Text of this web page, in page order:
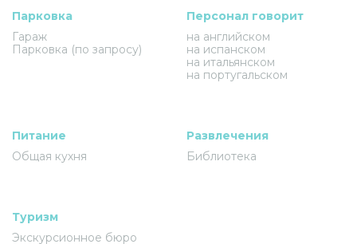
Парковка
Гараж
Парковка (по запросу)
Персонал говорит
на английском
на испанском
на итальянском
на португальском
Питание
Общая кухня
Развлечения
Библиотека
Туризм
Экскурсионное бюро